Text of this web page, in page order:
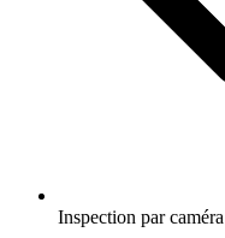
Inspection par caméra